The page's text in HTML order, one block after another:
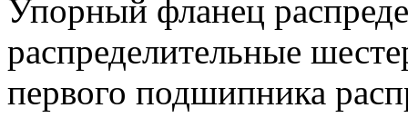
Упорный фланец
распределительные
первого подшипника